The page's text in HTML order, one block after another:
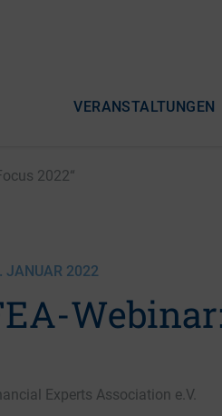
VERANSTALTUNGEN
2022“
JANUAR 2022
Experts Association e.V.